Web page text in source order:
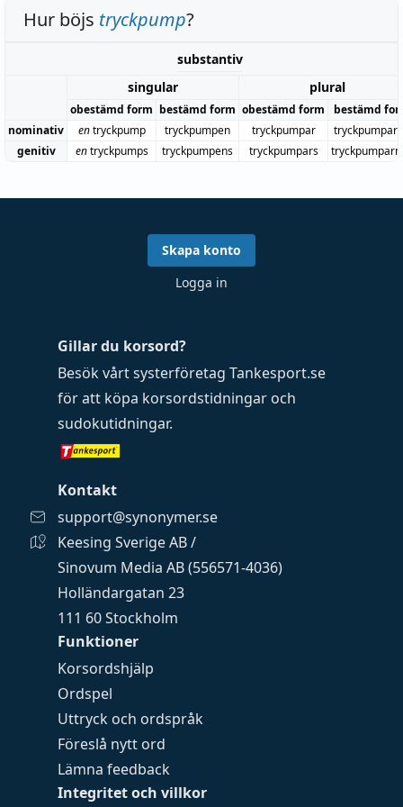
Hur böjs tryckpump?
substantiv
singular
plural
obestämd form bestämd form obestämd form
bestämd
nominativ
entryckpump tryckpumpen tryckpumpar
genitiv
entryckpumps tryckpumpens tryckpumpars
Funktioner
Korsordshjälp
Ordspel
Uttryck och ordspråk
Föreslå nytt ord
Lämna feedback
Integritet och villkor
Gillar du korsord?
Besök vårt systerföretag Tankesport.se
för att köpa korsordstidningar och
sudokutidningar.
Kontakt
support@synonymer.se
Keesing Sverige AB /
Sinovum Media AB (556571-4036)
Holländargatan 23
111 60 Stockholm
Skapa konto
Logga in